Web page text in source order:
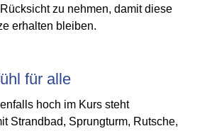
zu nehmen, damit diese
erhalten bleiben.
für alle
hoch im Kurs steht
Strandbad, Sprungturm, Rutsche,